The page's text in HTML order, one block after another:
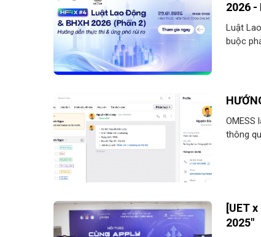
2026 -
Luật
buộc
OMESS
thông
[UET
2025"